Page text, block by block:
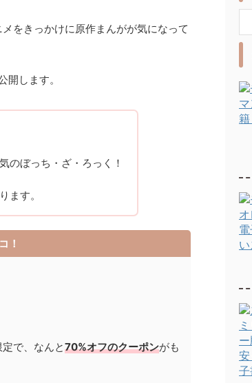
をきっかけに原作まんがが気になって
します。
のぼっち・ざ・ろっく！
ます。
！
で、なんと70%オフのクーポンがも